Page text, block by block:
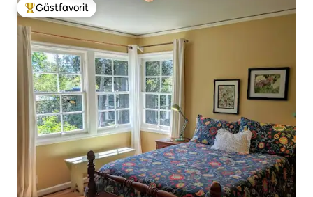
Populär gästfavorit
Gästfavorit